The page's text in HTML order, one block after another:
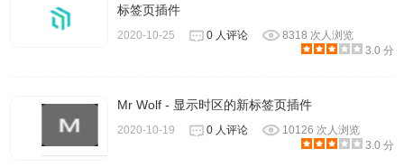
标签页插件
2020-10-25 0 人评论
8318 次人浏览
3.0 分
Mr Wolf - 显示时区的新标签页插件
2020-10-19 0 人评论
10126 次人浏览
3.0 分